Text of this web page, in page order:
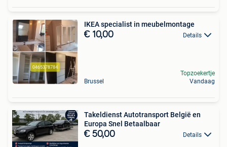
IKEA specialist in meubelmontage
€ 10,00 Details
Brussel
Topzoekertje
Vandaag
Takeldienst Autotransport België en
Europa Snel Betaalbaar
€ 50,00 Details